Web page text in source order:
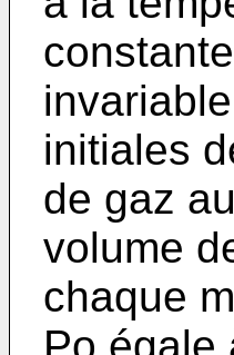
initiales
de gaz
volume
chaque